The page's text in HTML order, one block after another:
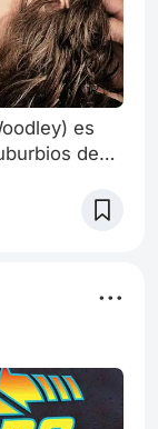
es
de
sus
con
con
Allí,